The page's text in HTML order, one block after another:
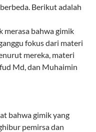
Berikut adalah
merasa bahwa gimik
fokus dari materi
mereka, materi
Md, dan Muhaimin
bahwa gimik yang
pemirsa dan